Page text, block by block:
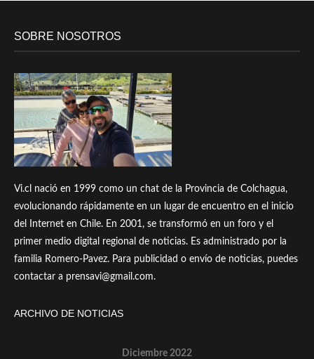
SOBRE NOSOTROS
Vi.cl nació en 1999 como un chat de la Provincia de Colchagua,
evolucionando rápidamente en un lugar de encuentro en el inicio
del Internet en Chile. En 2001, se transformó en un foro y el
primer medio digital regional de noticias. Es administrado por la
familia Romero-Pavez. Para publicidad o envío de noticias, puedes
contactar a prensavi@gmail.com.
ARCHIVO DE NOTICIAS
Diciembre 2022